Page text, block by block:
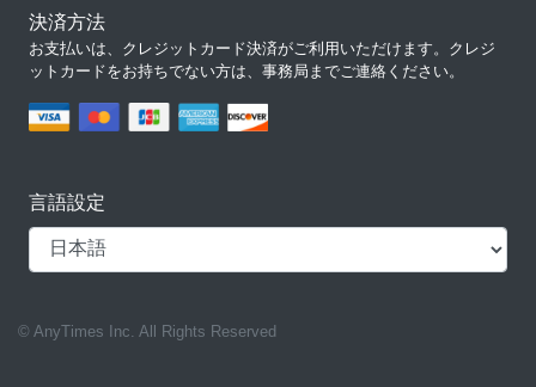
決済方法
お支払いは、クレジットカード決済がご利用いただけます。クレジ
ットカードをお持ちでない方は、事務局までご連絡ください。
言語設定
© AnyTimes Inc. All Rights Reserved